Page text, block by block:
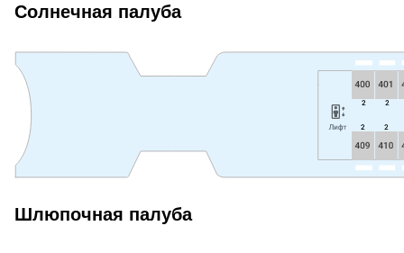
Солнечная палуба
Шлюпочная палуба